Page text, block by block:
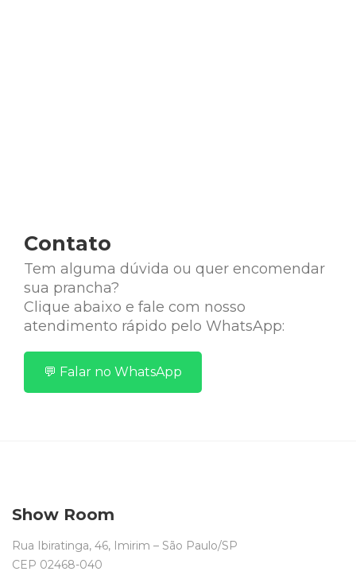
Contato
Tem alguma dúvida ou quer encomendar
sua prancha?
Clique abaixo e fale com nosso
atendimento rápido pelo WhatsApp:
💬 Falar no WhatsApp
Show Room
Rua Ibiratinga, 46, Imirim – São Paulo/SP
CEP 02468-040